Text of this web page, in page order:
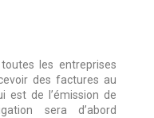
les entreprises
des factures au
est de l’émission de
sera d’abord